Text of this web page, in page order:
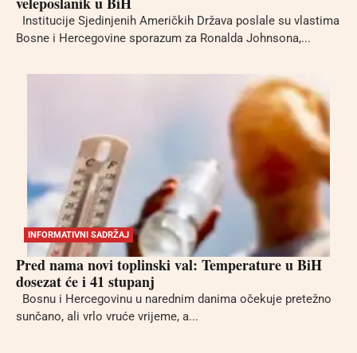
Institucije Sjedinjenih Američkih Država poslale su vlastima
Bosne i Hercegovine sporazum za Ronalda Johnsona,...
INFORMATIVNI SADRŽAJ
Pred nama novi toplinski val: Temperature u BiH
dosezat će i 41 stupanj
Bosnu i Hercegovinu u narednim danima očekuje pretežno
sunčano, ali vrlo vruće vrijeme, a...